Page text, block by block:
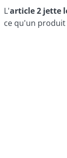
L'article 2 jette
ce qu'un